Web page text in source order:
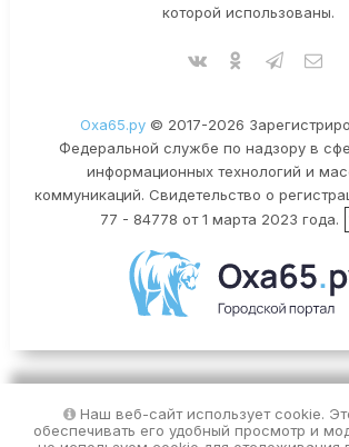
которой использованы.
Оха65.ру© 2017-2026
Федеральной службе по надзору в
информационных технологий и
коммуникаций. Свидетельство о
77 - 84778 от 1 марта 2023 года.
Наш веб-сайт использует cookie.
обеспечивать его удобный просмотр и